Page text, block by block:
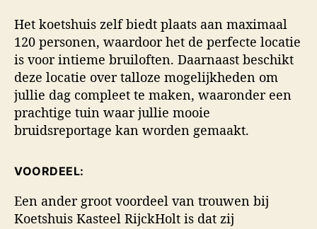
Het koetshuis zelf biedt plaats aan maximaal
120 personen, waardoor het de perfecte locatie
is voor intieme bruiloften. Daarnaast beschikt
deze locatie over talloze mogelijkheden om
jullie dag compleet te maken, waaronder een
prachtige tuin waar jullie mooie
bruidsreportage kan worden gemaakt.
VOORDEEL:
Een ander groot voordeel van trouwen bij
Koetshuis Kasteel RijckHolt is dat zij